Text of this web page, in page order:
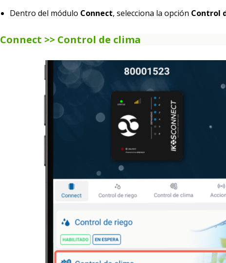
Dentro del módulo Connect, selecciona la opción Control
Connect >> Control de clima